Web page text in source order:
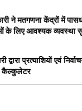
ने मतगणना केंद्रों में
के लिए आवश्यक व्यवस्था
द्वारा प्रत्याशियों एवं
कैल्कुलेटर